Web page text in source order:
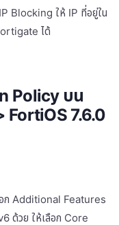
Blocking ให้ IP ที่อยู่ใน
ได้
Policy บน
FortiOS 7.6.0
ก Additional Features
ด้วย ให้เลือก Core